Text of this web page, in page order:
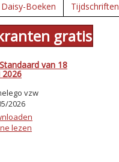
Daisy-Boeken Tijdschriften
gratis
van 18
2026
vzw
2026
lezen